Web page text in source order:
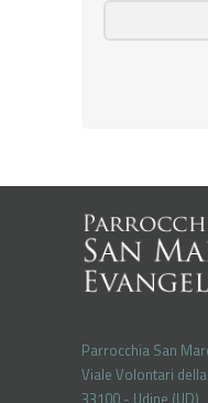
Parrocchia San
Viale Volontari